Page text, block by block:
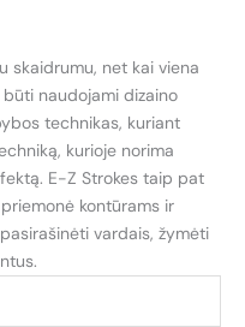
skaidrumu, net kai viena
naudojami dizaino
technikas, kuriant
kurioje norima
E-Z Strokes taip pat
kontūrams ir
vardais, žymėti